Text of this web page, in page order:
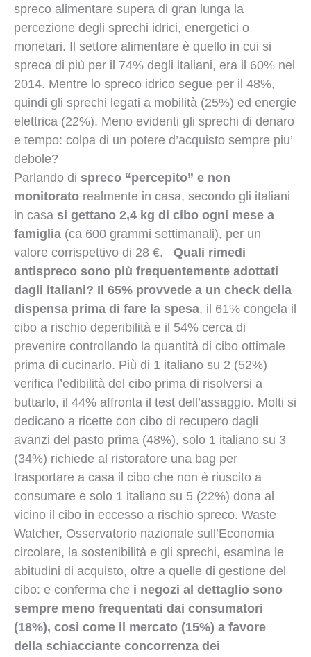
spreco alimentare supera di gran lunga la
percezione degli sprechi idrici, energetici o
monetari. Il settore alimentare è quello in cui si
spreca di più per il 74% degli italiani, era il 60% nel
2014. Mentre lo spreco idrico segue per il 48%,
quindi gli sprechi legati a mobilità (25%) ed energie
elettrica (22%). Meno evidenti gli sprechi di denaro
e tempo: colpa di un potere d’acquisto sempre piu’
debole?
Parlando di spreco “percepito” e non
monitorato realmente in casa, secondo gli italiani
in casa si gettano 2,4 kg di cibo ogni mese a
famiglia (ca 600 grammi settimanali), per un
valore corrispettivo di 28 €. Quali rimedi
antispreco sono più frequentemente adottati
dagli italiani? Il 65% provvede a un check della
dispensa prima di fare la spesa, il 61% congela il
cibo a rischio deperibilità e il 54% cerca di
prevenire controllando la quantità di cibo ottimale
prima di cucinarlo. Più di 1 italiano su 2 (52%)
verifica l’edibilità del cibo prima di risolversi a
buttarlo, il 44% affronta il test dell’assaggio. Molti si
dedicano a ricette con cibo di recupero dagli
avanzi del pasto prima (48%), solo 1 italiano su 3
(34%) richiede al ristoratore una bag per
trasportare a casa il cibo che non è riuscito a
consumare e solo 1 italiano su 5 (22%) dona al
vicino il cibo in eccesso a rischio spreco. Waste
Watcher, Osservatorio nazionale sull’Economia
circolare, la sostenibilità e gli sprechi, esamina le
abitudini di acquisto, oltre a quelle di gestione del
cibo: e conferma che i negozi al dettaglio sono
sempre meno frequentati dai consumatori
(18%), così come il mercato (15%) a favore
della schiacciante concorrenza dei